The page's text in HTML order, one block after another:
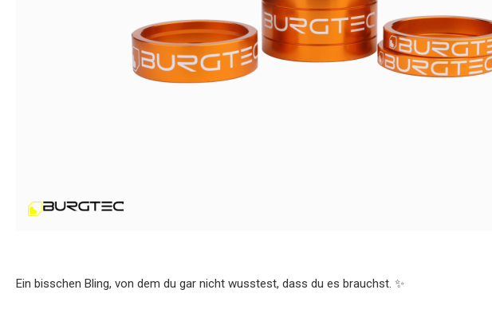
Ein bisschen Bling, von dem du gar nicht wusstest, dass du es brauchst. ✨